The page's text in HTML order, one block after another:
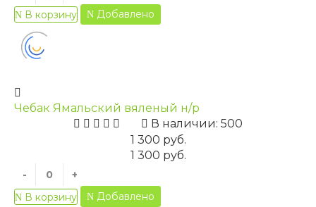
В корзину
Добавлено
Чебак Ямальский вяленый н/р
В наличии: 500
1 300 руб.
1 300 руб.
-
+
В корзину
Добавлено